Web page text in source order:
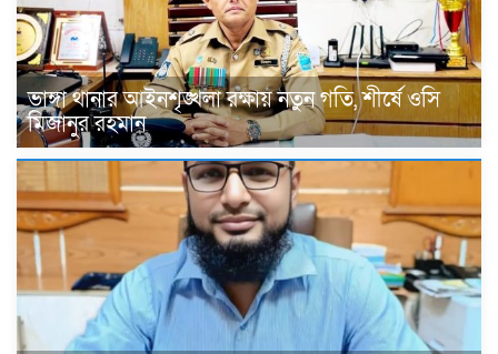
ভাঙ্গা থানার আইনশৃঙ্খলা রক্ষায় নতুন গতি, শীর্ষে ওসি
মিজানুর রহমান